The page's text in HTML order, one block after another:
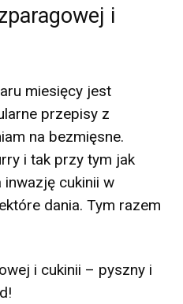
i
miesięcy jest
przepisy z
na bezmięsne.
i tak przy tym jak
inwazję cukinii w
dania. Tym razem
i cukinii – pyszny i